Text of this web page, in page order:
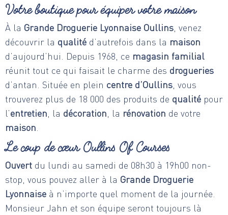
Votre boutique pour équiper votre maison
À la Grande Droguerie Lyonnaise Oullins , venez
découvrir la qualité d’autrefois dans la maison
d’aujourd’hui. Depuis 1968, ce magasin familial
réunit tout ce qui faisait le charme des drogueries
d’antan. Située en plein centre d’Oullins , vous
trouverez plus de 18 000 des produits de qualité pour
l’entretien , la décoration , la rénovation de votre
maison
Le coup de cœurOullins Of Courses
Ouvert du lundi au samedi de 08h30 à 19h00 non-
stop, vous pouvez aller à la Grande Droguerie
Lyonnaise à n’importe quel moment de la journée.
Monsieur Jahn et son équipe seront toujours là